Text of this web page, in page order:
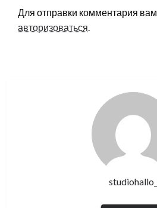
Для отправки комментария
авторизоваться
studiohallo_